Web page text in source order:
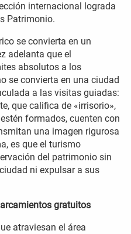
internacional lograda
Patrimonio.
se convierta en un
adelanta que el
absolutos a los
se convierta en una ciudad
a las visitas guiadas:
que califica de «irrisorio»,
formados, cuenten con
una imagen rigurosa
es que el turismo
del patrimonio sin
ni expulsar a sus
gratuitos
atraviesan el área